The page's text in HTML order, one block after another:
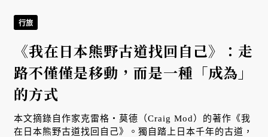
行旅
《我在日本熊野古道找回自己》：走
路不僅僅是移動，而是一種「成為」
的方式
本文摘錄自作家克雷格・莫德（Craig Mod）的著作《我
在日本熊野古道找回自己》。獨自踏上日本千年的古道，